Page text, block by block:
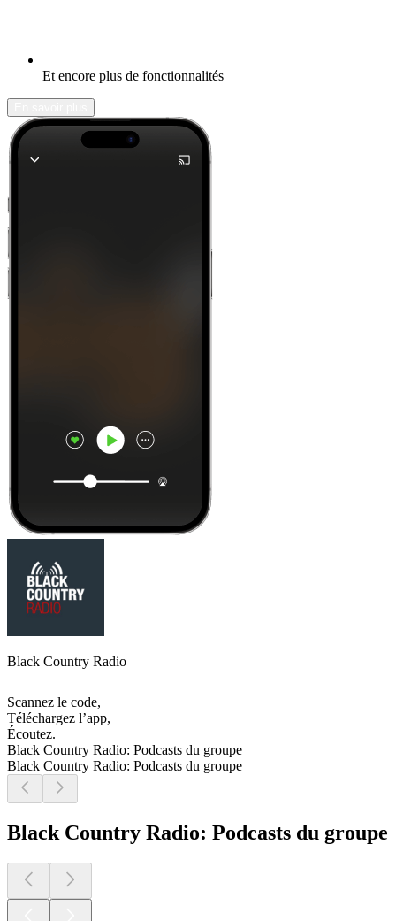
Et encore plus de fonctionnalités
Black Country Radio
Scannez le code,
Téléchargez l’app,
Écoutez.
Black Country Radio: Podcasts du groupe
Black Country Radio: Podcasts du groupe
Black Country Radio: Podcasts du groupe